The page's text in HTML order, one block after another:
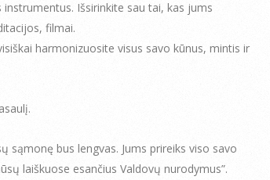
Išsirinkite sau tai, kas jums
filmai.
harmonizuosite visus savo kūnus, mintis ir
sąmonę bus lengvas. Jums prireiks viso savo
laiškuose esančius Valdovų nurodymus”.